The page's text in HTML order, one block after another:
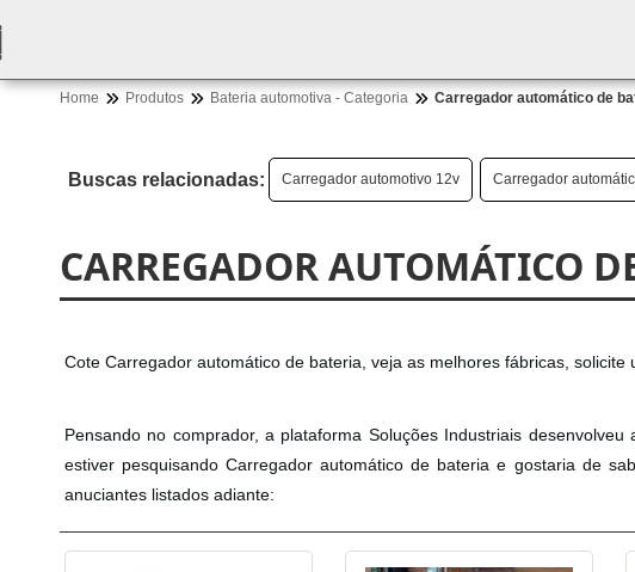
Home Produtos Bateria automotiva - Categoria Carregador automático de
Buscas relacionadas: Carregador automotivo 12v Carregador
CARREGADOR AUTOMÁTICO
Cote Carregador automático de bateria, veja as melhores fábricas,
Pensando no comprador, a plataforma Soluções Industriais
estiver pesquisando Carregador automático de bateria e gostaria de
anuciantes listados adiante: